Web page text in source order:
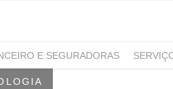
E SEGURADORAS
GAMING